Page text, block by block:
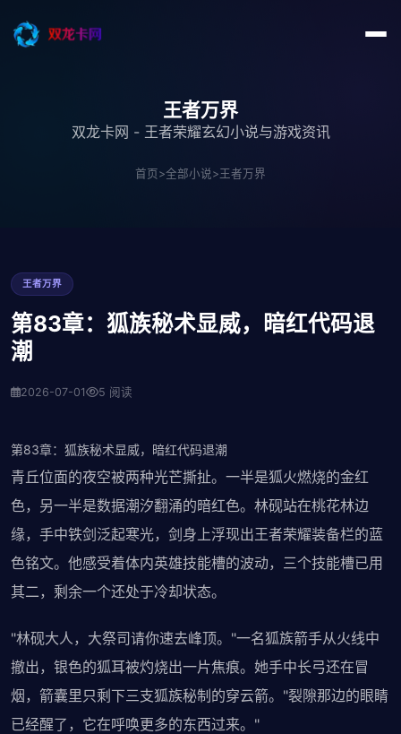
王者万界
双龙卡网 - 王者荣耀玄幻小说与游戏资讯
首页>全部小说>王者万界
王者万界
第83章：狐族秘术显威，暗红代码退
潮
2026-07-01 5 阅读
第83章：狐族秘术显威，暗红代码退潮
青丘位面的夜空被两种光芒撕扯。一半是狐火燃烧的金红
色，另一半是数据潮汐翻涌的暗红色。林砚站在桃花林边
缘，手中铁剑泛起寒光，剑身上浮现出王者荣耀装备栏的蓝
色铭文。他感受着体内英雄技能槽的波动，三个技能槽已用
其二，剩余一个还处于冷却状态。
"林砚大人，大祭司请你速去峰顶。"一名狐族箭手从火线中
撤出，银色的狐耳被灼烧出一片焦痕。她手中长弓还在冒
烟，箭囊里只剩下三支狐族秘制的穿云箭。"裂隙那边的眼睛
已经醒了，它在呼唤更多的东西过来。"